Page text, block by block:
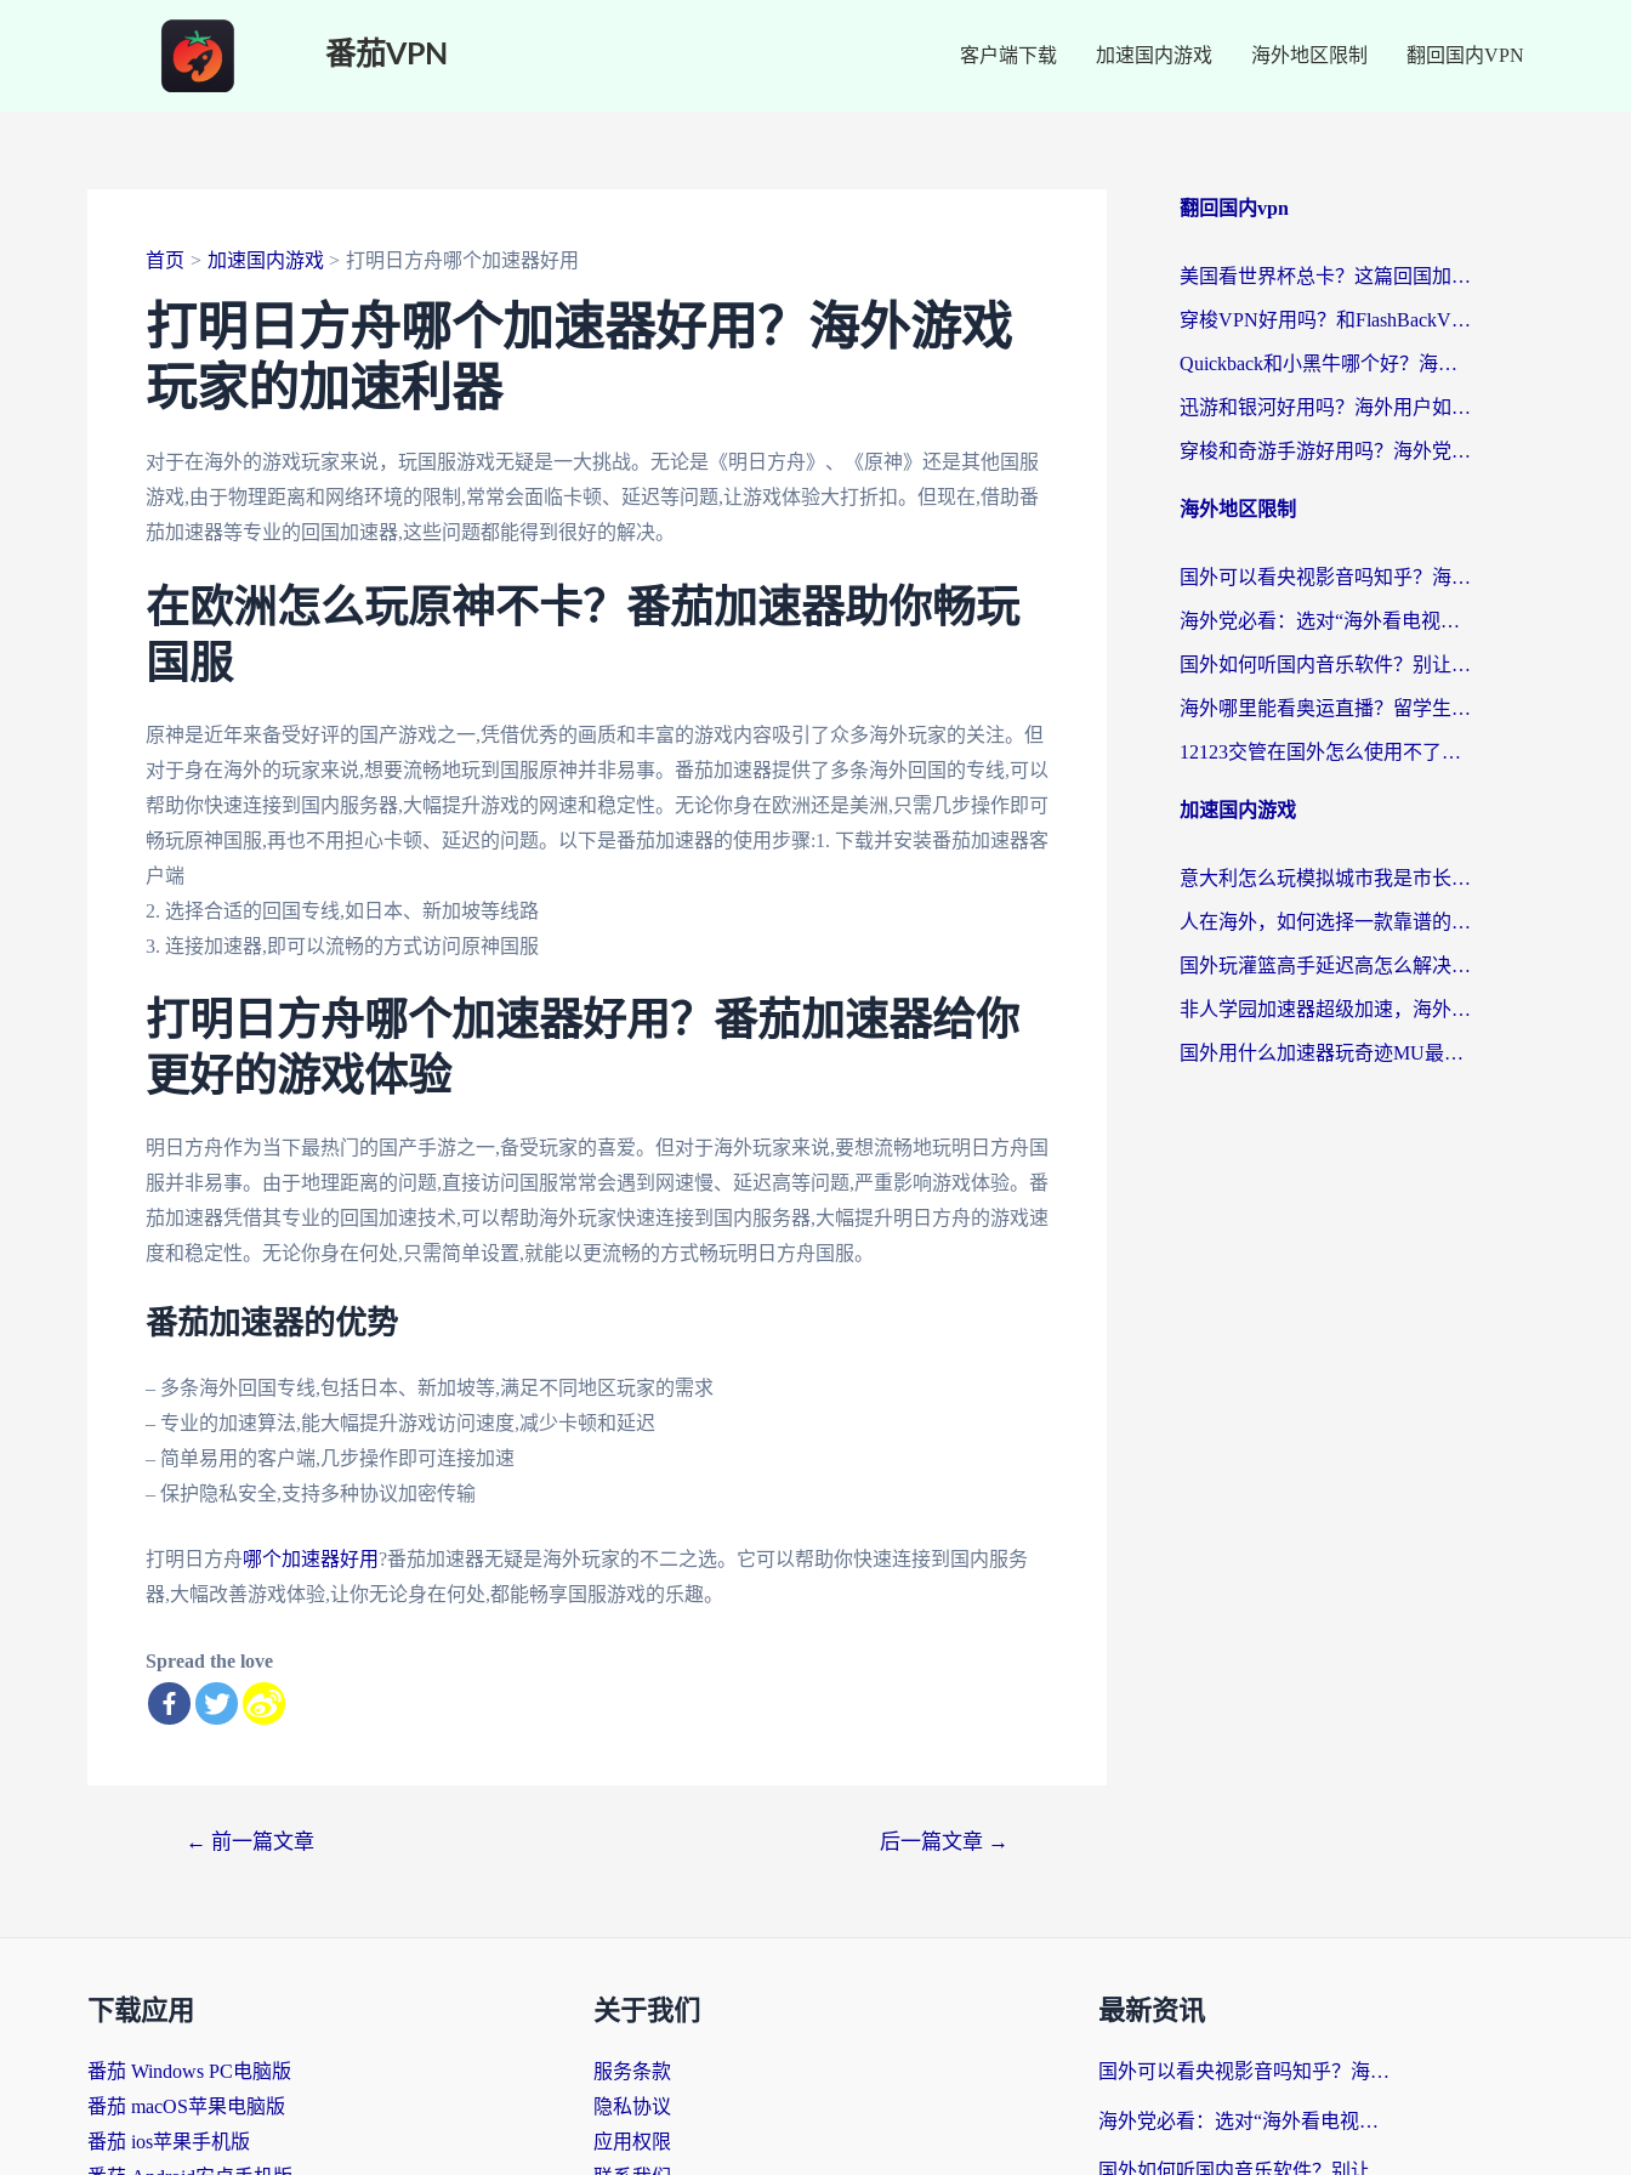
番茄VPN 客户端下载 加速国内游戏 海外地区限制 翻回国内VPN
首页 加速国内游戏 打明日方舟哪个加速器好用
打明日方舟哪个加速器好用？海外游戏
玩家的加速利器
对于在海外的游戏玩家来说，玩国服游戏无疑是一大挑战。无论是《明日方舟》、《原神》还是其他国服
游戏,由于物理距离和网络环境的限制,常常会面临卡顿、延迟等问题,让游戏体验大打折扣。但现在,借助番
茄加速器等专业的回国加速器,这些问题都能得到很好的解决。
在欧洲怎么玩原神不卡？番茄加速器助你畅玩
国服
原神是近年来备受好评的国产游戏之一,凭借优秀的画质和丰富的游戏内容吸引了众多海外玩家的关注。但
对于身在海外的玩家来说,想要流畅地玩到国服原神并非易事。番茄加速器提供了多条海外回国的专线,可以
帮助你快速连接到国内服务器,大幅提升游戏的网速和稳定性。无论你身在欧洲还是美洲,只需几步操作即可
畅玩原神国服,再也不用担心卡顿、延迟的问题。以下是番茄加速器的使用步骤:1. 下载并安装番茄加速器客
户端
2. 选择合适的回国专线,如日本、新加坡等线路
3. 连接加速器,即可以流畅的方式访问原神国服
打明日方舟哪个加速器好用？番茄加速器给你
更好的游戏体验
明日方舟作为当下最热门的国产手游之一,备受玩家的喜爱。但对于海外玩家来说,要想流畅地玩明日方舟国
服并非易事。由于地理距离的问题,直接访问国服常常会遇到网速慢、延迟高等问题,严重影响游戏体验。番
茄加速器凭借其专业的回国加速技术,可以帮助海外玩家快速连接到国内服务器,大幅提升明日方舟的游戏速
度和稳定性。无论你身在何处,只需简单设置,就能以更流畅的方式畅玩明日方舟国服。
番茄加速器的优势
– 多条海外回国专线,包括日本、新加坡等,满足不同地区玩家的需求
– 专业的加速算法,能大幅提升游戏访问速度,减少卡顿和延迟
– 简单易用的客户端,几步操作即可连接加速
– 保护隐私安全,支持多种协议加密传输
打明日方舟哪个加速器好用?番茄加速器无疑是海外玩家的不二之选。它可以帮助你快速连接到国内服务
器,大幅改善游戏体验,让你无论身在何处,都能畅享国服游戏的乐趣。
Spread the love
← 前一篇文章 后一篇文章 →
翻回国内vpn
美国看世界杯总卡？这篇回国加速器指南帮你无缝刷国内资源（附苹果手机VPN设置步骤）
穿梭VPN好用吗？和FlashBackVPN对比哪个回国效果更好？
Quickback和小黑牛哪个好？海外党亲测指南，选对回国加速器秒回国内
迅游和银河好用吗？海外用户如何选择回国加速器实现无缝访问国内资源
穿梭和奇游手游好用吗？海外党亲测3款回国加速器，附蜜蜂加速器七天试用攻略
海外地区限制
国外可以看央视影音吗知乎？海外党亲测有效的回国加速方案
海外党必看：选对“海外看电视剧软件”，再也不用愁国内剧刷不了
国外如何听国内音乐软件？别让地域限制，断了你的中文歌单
海外哪里能看奥运直播？留学生&海外华人必看的体育赛事观赛终极指南
12123交管在国外怎么使用不了？海外华人必看的无缝访问国内资源指南
加速国内游戏
意大利怎么玩模拟城市我是市长？海外党国服游戏加速终极攻略（附三国3量子特攻解决办法）
人在海外，如何选择一款靠谱的玩剑灵2加速器？
国外玩灌篮高手延迟高怎么解决？海外玩家国服游戏加速终极指南
非人学园加速器超级加速，海外玩家重返国服的通行证
国外用什么加速器玩奇迹MU最好？2026海外玩家国服游戏加速全攻略
下载应用
番茄 Windows PC电脑版
番茄 macOS苹果电脑版
番茄 ios苹果手机版
关于我们
服务条款
隐私协议
应用权限
最新资讯
国外可以看央视影音吗知乎？海外党亲测有效的回国加速方案
海外党必看：选对“海外看电视剧软件”，再也不用愁国内剧刷不了